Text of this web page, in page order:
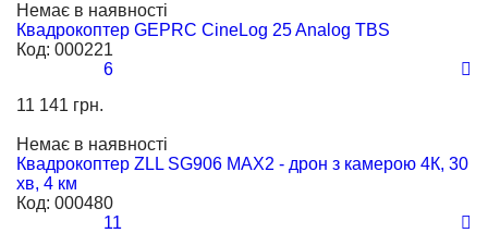
Немає в наявності
Квадрокоптер GEPRC CineLog 25 Analog TBS
Код: 000221
6
11 141 грн.
Немає в наявності
Квадрокоптер ZLL SG906 MAX2 - дрон з камерою 4К, 30
хв, 4 км
Код: 000480
11